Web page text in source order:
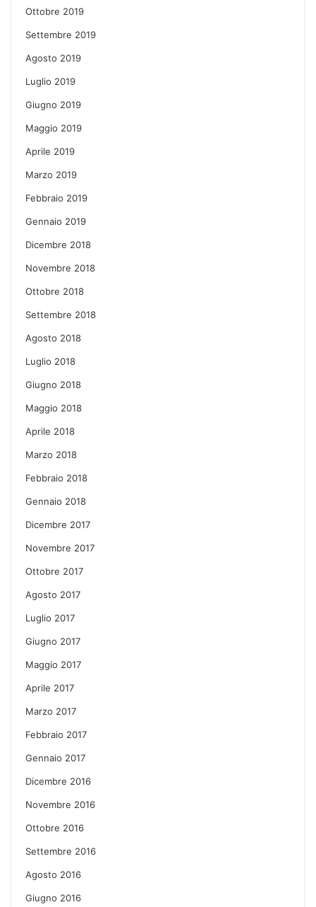
Ottobre 2019
Settembre 2019
Agosto 2019
Luglio 2019
Giugno 2019
Maggio 2019
Aprile 2019
Marzo 2019
Febbraio 2019
Gennaio 2019
Dicembre 2018
Novembre 2018
Ottobre 2018
Settembre 2018
Agosto 2018
Luglio 2018
Giugno 2018
Maggio 2018
Aprile 2018
Marzo 2018
Febbraio 2018
Gennaio 2018
Dicembre 2017
Novembre 2017
Ottobre 2017
Agosto 2017
Luglio 2017
Giugno 2017
Maggio 2017
Aprile 2017
Marzo 2017
Febbraio 2017
Gennaio 2017
Dicembre 2016
Novembre 2016
Ottobre 2016
Settembre 2016
Agosto 2016
Giugno 2016